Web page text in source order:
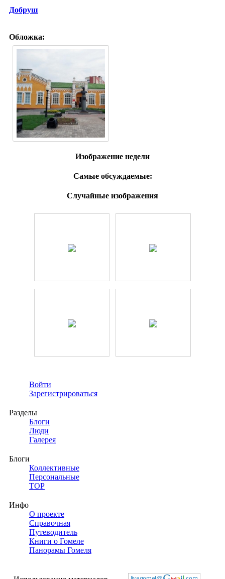
Добруш
Обложка:
Изображение недели
Самые обсуждаемые:
Случайные изображения
Войти
Зарегистрироваться
Разделы
Блоги
Люди
Галерея
Блоги
Коллективные
Персональные
TOP
Инфо
О проекте
Справочная
Путеводитель
Книги о Гомеле
Панорамы Гомеля